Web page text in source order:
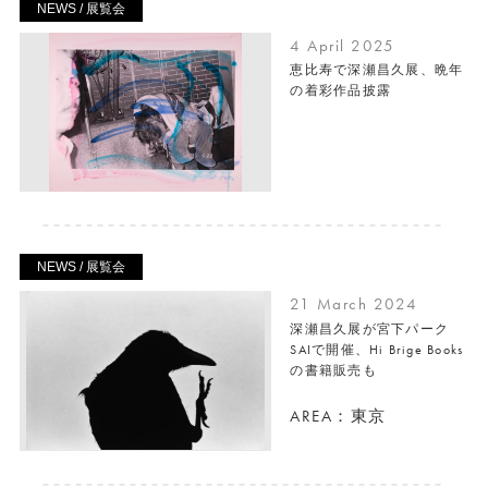
NEWS / 展覧会
4 April 2025
恵比寿で深瀬昌久展、晩年
の着彩作品披露
NEWS / 展覧会
21 March 2024
深瀬昌久展が宮下パーク
SAIで開催、Hi Brige Books
の書籍販売も
AREA：東京